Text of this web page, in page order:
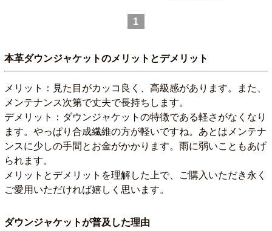
1
本革ダウンジャケットのメリットとデメリット
メリット：見た目がカッコ良く、高級感があります。また、
メンテナンス次第で丈夫で長持ちします。
デメリット：ダウンジャケットの特徴である軽さがなくなり
ます。やっぱり合成繊維の方が軽いですね。あとはメンテナ
ンスに少しの手間とお金がかかります。雨に弱いこともあげ
られます。
メリットとデメリットを理解した上で、ご購入いただき永く
ご愛用いただければ嬉しく思います。
ダウンジャケットが普及した理由